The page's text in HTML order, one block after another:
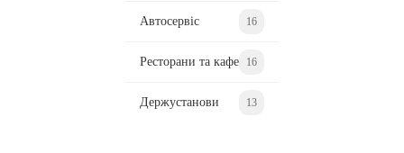
Автосервіс 16
Ресторани та кафе 16
Держустанови 13